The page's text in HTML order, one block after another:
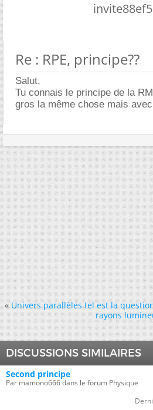
Re : RPE, principe??
Salut,
Tu connais le principe de la
gros la même chose mais
« Univers parallèles tel est la
rayons
DISCUSSIONS SIMILAIRES
Second principe
Par mamono666 dans le forum Physique